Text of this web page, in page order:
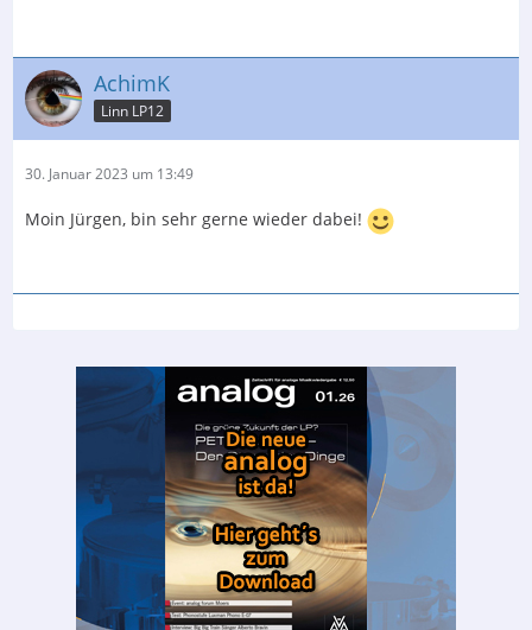
AchimK
Linn LP12
30. Januar 2023 um 13:49
Moin Jürgen, bin sehr gerne wieder dabei!